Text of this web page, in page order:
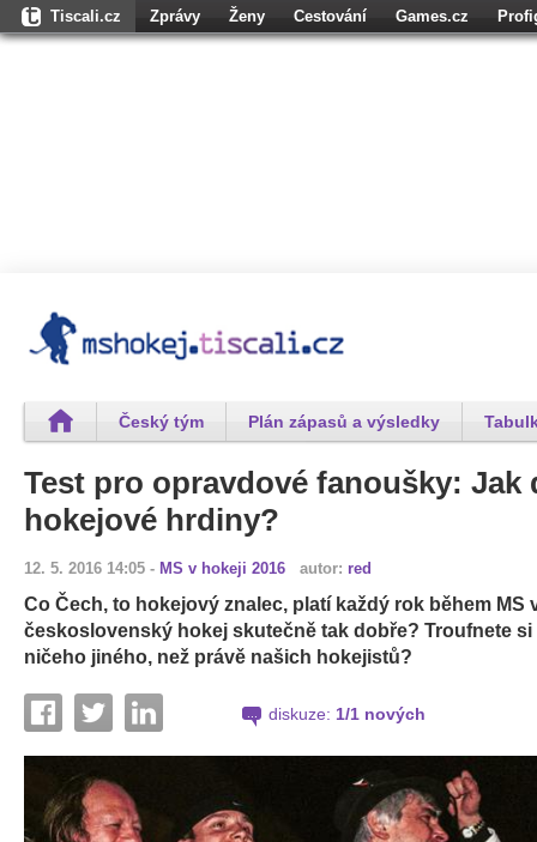
Tiscali.cz Zprávy Ženy Cestování Games.cz
Český tým Plán zápasů a výsledky
Test pro opravdové fanoušky: Jak
hokejové hrdiny?
12. 5. 2016 14:05 - MS v hokeji 2016 autor: red
Co Čech, to hokejový znalec, platí každý rok během MS
československý hokej skutečně tak dobře? Troufnete si
ničeho jiného, než právě našich hokejistů?
diskuze: 1/1 nových